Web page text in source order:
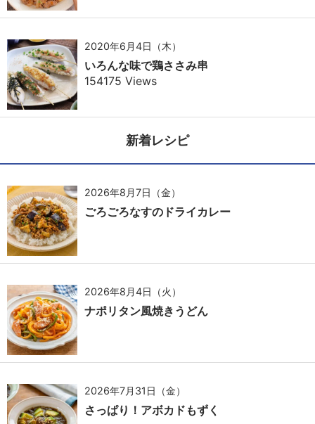
2020年6月4日（木）
いろんな味で鶏ささみ串
154175 Views
新着レシピ
2026年8月7日（金）
ごろごろなすのドライカレー
2026年8月4日（火）
ナポリタン風焼きうどん
2026年7月31日（金）
さっぱり！アボカドもずく